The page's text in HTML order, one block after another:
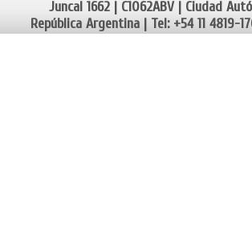
Juncal 1662 | C1062ABV | Ciudad
República Argentina | Tel: +54 11 4819-